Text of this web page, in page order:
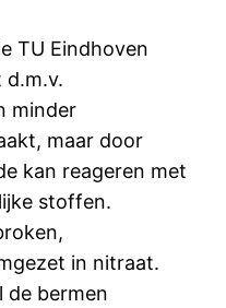
TU Eindhoven
d.m.v.
minder
maar door
kan reageren met
stoffen.
in nitraat.
de bermen